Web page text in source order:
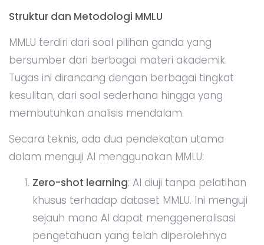
Struktur dan Metodologi MMLU
MMLU terdiri dari soal pilihan ganda yang
bersumber dari berbagai materi akademik.
Tugas ini dirancang dengan berbagai tingkat
kesulitan, dari soal sederhana hingga yang
membutuhkan analisis mendalam.
Secara teknis, ada dua pendekatan utama
dalam menguji AI menggunakan MMLU:
Zero-shot learning: AI diuji tanpa pelatihan
khusus terhadap dataset MMLU. Ini menguji
sejauh mana AI dapat menggeneralisasi
pengetahuan yang telah diperolehnya